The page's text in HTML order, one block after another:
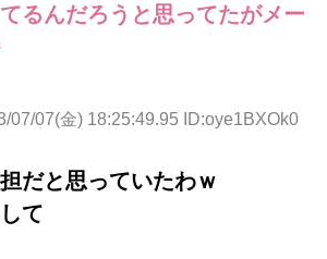
るんだろうと思ってたがメー
07/07(金) 18:25:49.95 ID:oye1BXOk0
だと思っていたわｗ
て